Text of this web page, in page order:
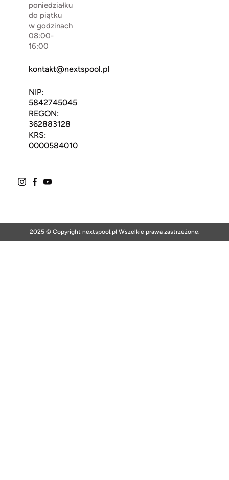
poniedziałku
do piątku
w godzinach
08:00-
16:00
kontakt@nextspool.pl
NIP:
5842745045
REGON:
362883128
KRS:
0000584010